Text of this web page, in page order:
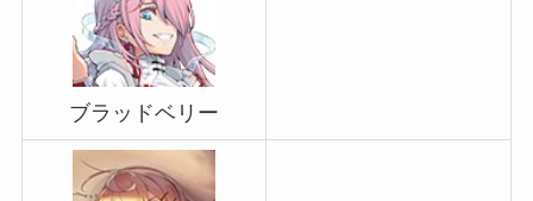
ブラッドベリー